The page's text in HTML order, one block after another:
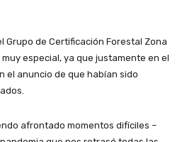
Grupo de Certificación Forestal Zona
especial, ya que justamente en el
el anuncio de que habían sido
afrontado momentos difíciles –